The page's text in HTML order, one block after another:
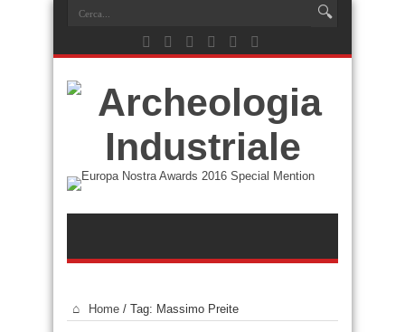
Home / Tag: Massimo Preite